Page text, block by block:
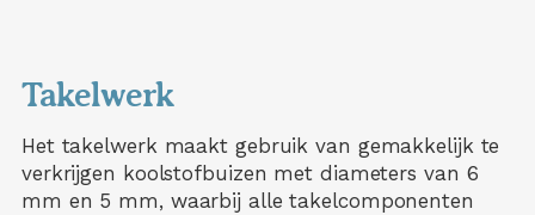
Takelwerk
Het takelwerk maakt gebruik van gemakkelijk te
verkrijgen koolstofbuizen met diameters van 6
mm en 5 mm, waarbij alle takelcomponenten